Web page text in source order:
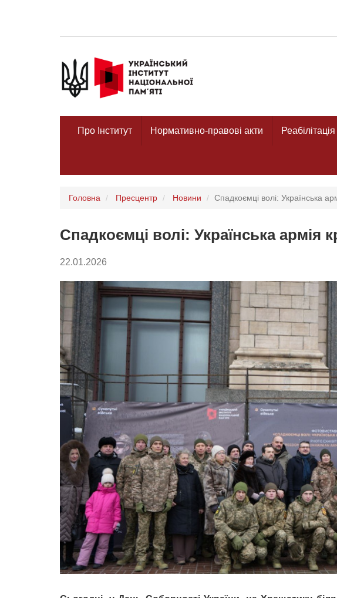
Про Інститут Нормативно-правові акти Реабілітація
Головна Пресцентр Новини Спадкоємці волі: Українська
Спадкоємці волі: Українська армія
22.01.2026